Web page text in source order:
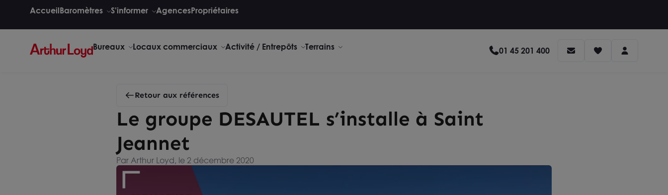
AccueilBaromètres S'informer AgencesPropriétaires
Bureaux Locaux commerciaux Activité / Entrepôts Terrains 01 45 201 400
Retour aux références
Le groupe DESAUTEL s’installe à Saint
Jeannet
Par Arthur Loyd, le 2 décembre 2020